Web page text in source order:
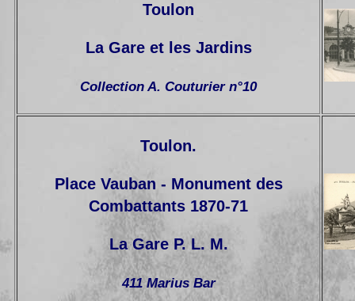
Toulon
La Gare et les Jardins
Collection A. Couturier n°10
Toulon.
Place Vauban - Monument des
Combattants 1870-71
La Gare P. L. M.
411 Marius Bar